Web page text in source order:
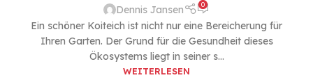
Dennis Jansen 0
Ein schöner Koiteich ist nicht nur eine Bereicherung für
Ihren Garten. Der Grund für die Gesundheit dieses
Ökosystems liegt in seiner s...
WEITERLESEN